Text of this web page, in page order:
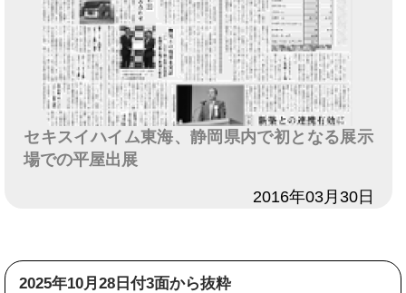
セキスイハイム東海、静岡県内で初となる展示
場での平屋出展
2016年03月30日
2025年10月28日付3面から抜粋